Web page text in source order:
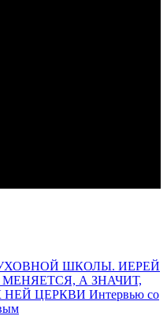
ШКОЛЫ. ИЕРЕЙ
А ЗНАЧИТ,
ЦЕРКВИ Интервью со